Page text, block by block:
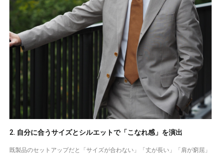
2. 自分に合うサイズとシルエットで「こなれ感」を演出
既製品のセットアップだと「サイズが合わない」「丈が長い」「肩が窮屈」